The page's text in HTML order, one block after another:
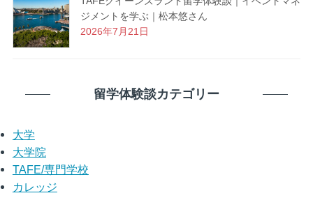
ジメントを学ぶ｜松本悠さん
2026年7月21日
留学体験談カテゴリー
大学
大学院
TAFE/専門学校
カレッジ